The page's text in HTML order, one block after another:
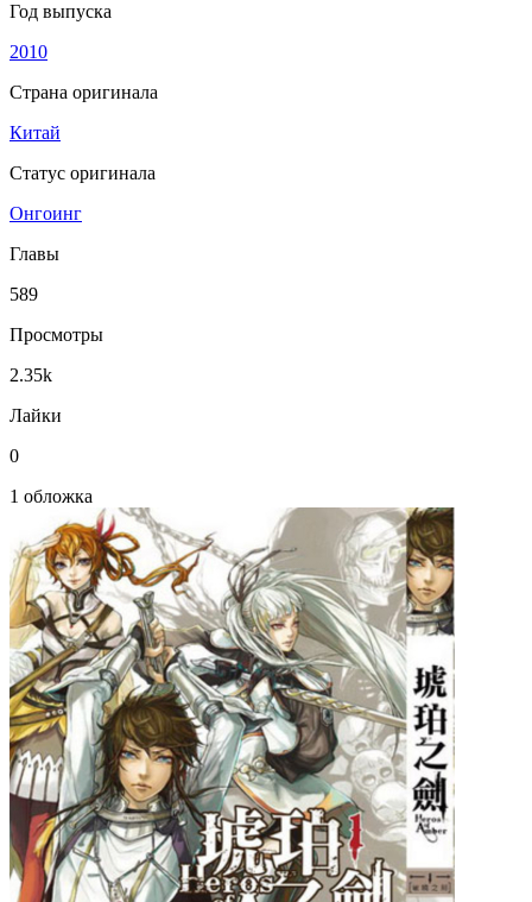
Год выпуска
2010
Страна оригинала
Китай
Статус оригинала
Онгоинг
Главы
589
Просмотры
2.35k
Лайки
0
1 обложка